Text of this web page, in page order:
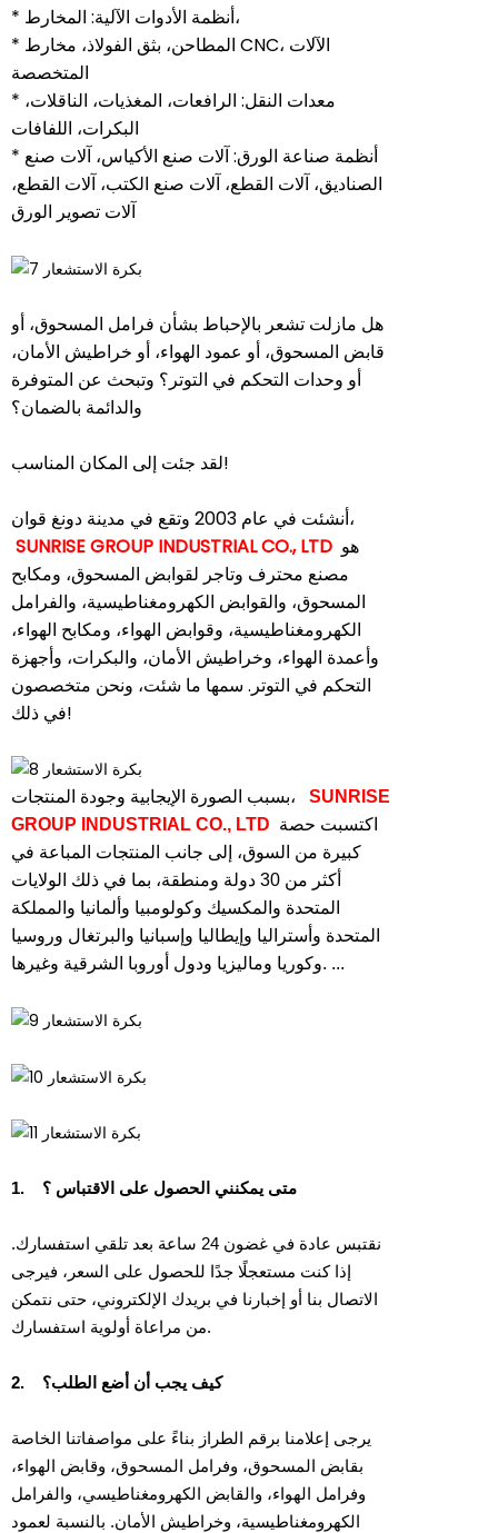
* أنظمة الأدوات الآلية: المخارط،
* المطاحن، بثق الفولاذ، مخارط CNC، الآلات
المتخصصة
* معدات النقل: الرافعات، المغذيات، الناقلات،
البكرات، اللفافات
* أنظمة صناعة الورق: آلات صنع الأكياس، آلات صنع
الصناديق، آلات القطع، آلات صنع الكتب، آلات القطع،
آلات تصوير الورق
هل مازلت تشعر بالإحباط بشأن فرامل المسحوق، أو
قابض المسحوق، أو عمود الهواء، أو خراطيش الأمان،
أو وحدات التحكم في التوتر؟ وتبحث عن المتوفرة
والدائمة بالضمان؟
لقد جئت إلى المكان المناسب!
أنشئت في عام 2003 وتقع في مدينة دونغ قوان،
SUNRISE GROUP INDUSTRIAL CO., LTD
مصنع محترف وتاجر لقوابض المسحوق، ومكابح
المسحوق، والقوابض الكهرومغناطيسية، والفرامل
الكهرومغناطيسية، وقوابض الهواء، ومكابح الهواء،
وأعمدة الهواء، وخراطيش الأمان، والبكرات، وأجهزة
التحكم في التوتر. سمها ما شئت، ونحن متخصصون
في ذلك!
بسبب الصورة الإيجابية وجودة المنتجات،
SUNRISE
GROUP INDUSTRIAL CO., LTD
كبيرة من السوق، إلى جانب المنتجات المباعة في
أكثر من 30 دولة ومنطقة، بما في ذلك الولايات
المتحدة والمكسيك وكولومبيا وألمانيا والمملكة
المتحدة وأستراليا وإيطاليا وإسبانيا والبرتغال وروسيا
وكوريا وماليزيا ودول أوروبا الشرقية وغيرها. ...
1. متى يمكنني الحصول على الاقتباس ؟
نقتبس عادة في غضون 24 ساعة بعد تلقي استفسارك.
إذا كنت مستعجلًا جدًا للحصول على السعر، فيرجى
الاتصال بنا أو إخبارنا في بريدك الإلكتروني، حتى نتمكن
من مراعاة أولوية استفسارك.
2. كيف يجب أن أضع الطلب؟
يرجى إعلامنا برقم الطراز بناءً على مواصفاتنا الخاصة
بقابض المسحوق، وفرامل المسحوق، وقابض الهواء،
وفرامل الهواء، والقابض الكهرومغناطيسي، والفرامل
الكهرومغناطيسية، وخراطيش الأمان. بالنسبة لعمود